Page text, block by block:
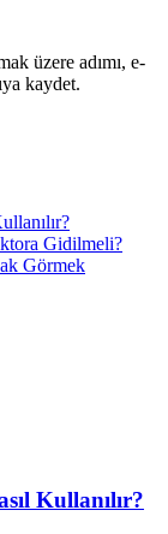
üzere adımı, e-
kaydet.
Gidilmeli?
Görmek
Kullanılır?